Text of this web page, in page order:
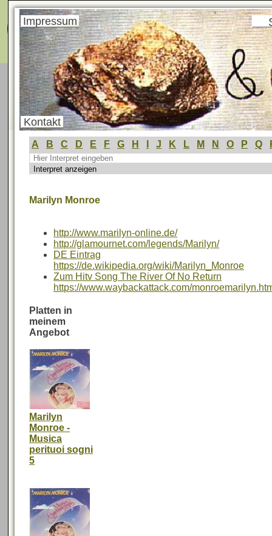
Menü
Impressum
Kontakt
A B C D E F G H J K L M N O P Q
Marilyn Monroe
http://www.marilyn-online.de/
http://glamournet.com/legends/Marilyn/
DE Eintrag
https://de.wikipedia.org/wiki/Marilyn_Monroe
Zum Hitv Song The River Of No Return
https://www.waybackattack.com/
Platten in
meinem
Angebot
Marilyn
Monroe -
Musica
perituoi sogni
5